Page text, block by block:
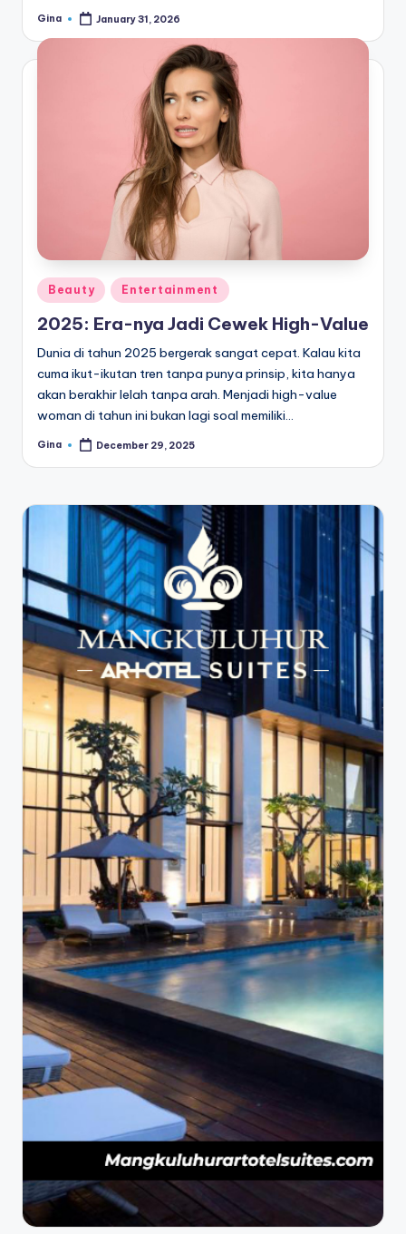
Posted
Gina January 31, 2026
Posted
in
Beauty Entertainment
2025: Era-nya Jadi Cewek High-Value
Dunia di tahun 2025 bergerak sangat cepat. Kalau kita
cuma ikut-ikutan tren tanpa punya prinsip, kita hanya
akan berakhir lelah tanpa arah. Menjadi high-value
woman di tahun ini bukan lagi soal memiliki…
Posted
Gina December 29, 2025